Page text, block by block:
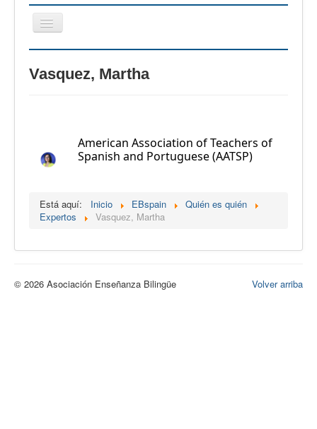
Cambiar
navegación
CertAcleB
Artículos
Observatorio EB
CIEB
Contacto
Vasquez, Martha
American Association of Teachers of
Spanish and Portuguese (AATSP)
Está aquí: Inicio EBspain
Quién es quién
Expertos
Vasquez, Martha
Volver arriba
© 2026 Asociación Enseñanza Bilingüe